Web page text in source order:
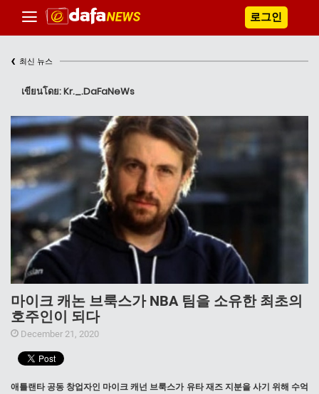
로그인
‹ 최신 뉴스
เขียนโดย: Kr._.DaFaNeWs
마이크 캐논 브룩스가 NBA 팀을 소유한 최초의
호주인이 되다
December 21, 2020
애틀랜타 공동 창업자인 마이크 캐넌 브룩스가 유타 재즈 지분을 사기 위해 수억